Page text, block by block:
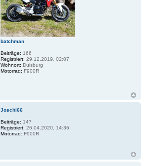
batchman
Beiträge: 166
Registriert: 29.12.2019, 02:07
Wohnort: Duisburg
Motorrad: F900R
Joschi66
Beiträge: 147
Registriert: 26.04.2020, 14:36
Motorrad: F900R